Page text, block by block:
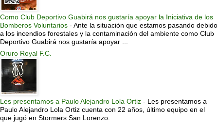
Como Club Deportivo Guabirá nos gustaría apoyar la Iniciativa de los
Bomberos Voluntarios - Ante la situación que estamos pasando debido
a los incendios forestales y la contaminación del ambiente como Club
Deportivo Guabirá nos gustaría apoyar ...
Oruro Royal F.C.
Les presentamos a Paulo Alejandro Lola Ortiz - Les presentamos a
Paulo Alejandro Lola Ortiz cuenta con 22 años, último equipo en el
que jugó en Stormers San Lorenzo.